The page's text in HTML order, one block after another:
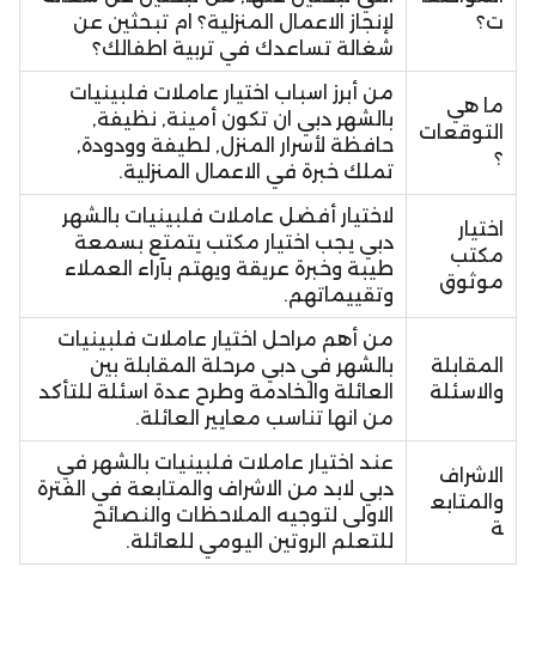
ت؟
لإنجاز الاعمال المنزلية؟ ام تبحثين عن
شغالة تساعدك في تربية اطفالك؟
ما هي
التوقعات
؟
من أبرز اسباب اختيار عاملات فلبينيات
بالشهر دبي ان تكون أمينة, نظيفة,
حافظة لأسرار المنزل, لطيفة وودودة,
تملك خبرة في الاعمال المنزلية.
اختيار
مكتب
موثوق
لاختيار أفضل عاملات فلبينيات بالشهر
دبي يجب اختيار مكتب يتمتع بسمعة
طيبة وخبرة عريقة ويهتم بآراء العملاء
وتقييماتهم.
المقابلة
والاسئلة
من أهم مراحل اختيار عاملات فلبينيات
بالشهر في دبي مرحلة المقابلة بين
العائلة والخادمة وطرح عدة اسئلة للتأكد
من انها تناسب معايير العائلة.
الاشراف
والمتابع
ة
عند اختيار عاملات فلبينيات بالشهر في
دبي لابد من الاشراف والمتابعة في الفترة
الاولى لتوجيه الملاحظات والنصائح
للتعلم الروتين اليومي للعائلة.